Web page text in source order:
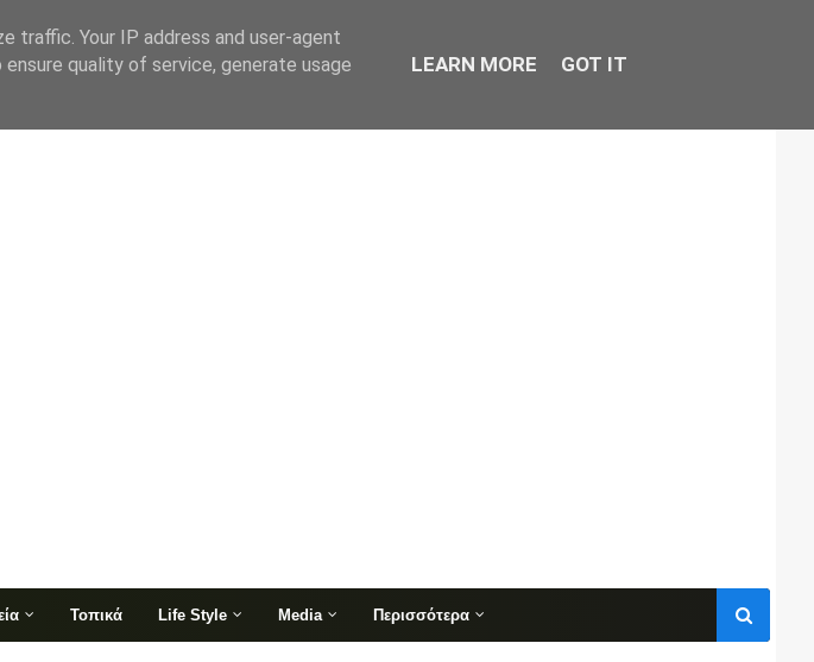
Τοπικά Life Style Media Περισσότερα
traffic. Your IP address and user-agent
quality of service, generate usage
LEARN MORE GOT IT